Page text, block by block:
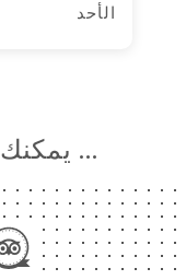
الأحد
…